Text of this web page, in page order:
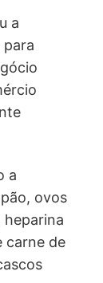
a
a
ovos
heparina
carne de